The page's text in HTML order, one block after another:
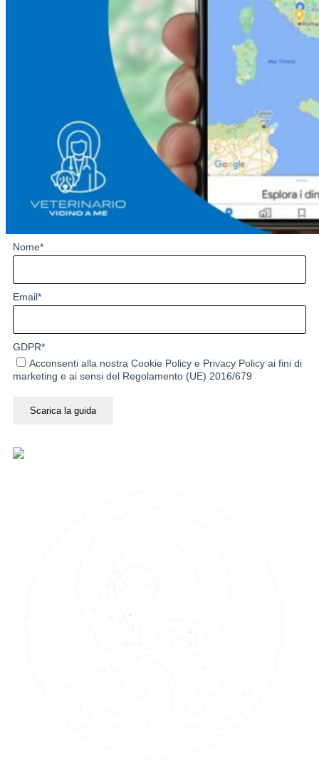
Nome*
Email*
GDPR*
Acconsenti alla nostra Cookie Policy e Privacy Policy ai fini di
marketing e ai sensi del Regolamento (UE) 2016/679
Scarica la guida